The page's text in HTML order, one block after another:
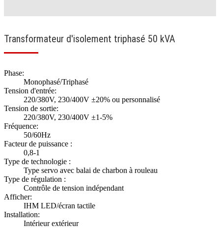
Transformateur d'isolement triphasé 50 kVA
Phase:
Monophasé/Triphasé
Tension d'entrée:
220/380V, 230/400V ±20% ou personnalisé
Tension de sortie:
220/380V, 230/400V ±1-5%
Fréquence:
50/60Hz
Facteur de puissance :
0,8-1
Type de technologie :
Type servo avec balai de charbon à rouleau
Type de régulation :
Contrôle de tension indépendant
Afficher:
IHM LED/écran tactile
Installation:
Intérieur extérieur